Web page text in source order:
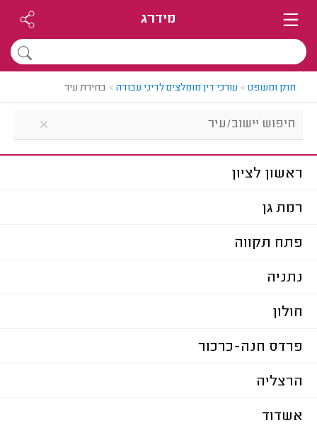
מידרג
חוק ומשפט > עורכי דין מומלצים לדיני עבודה > בחירת עיר
ראשון לציון
רמת גן
פתח תקווה
נתניה
חולון
פרדס חנה-כרכור
הרצליה
אשדוד